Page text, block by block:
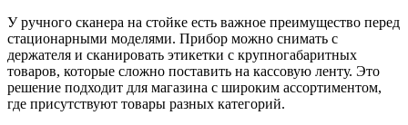
У ручного сканера на стойке есть важное преимущество перед
стационарными моделями. Прибор можно снимать с
держателя и сканировать этикетки с крупногабаритных
товаров, которые сложно поставить на кассовую ленту. Это
решение подходит для магазина с широким ассортиментом,
где присутствуют товары разных категорий.